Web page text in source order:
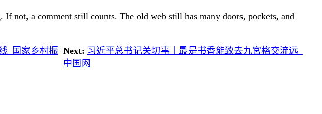
If not, a comment still counts. The old web still has many doors, pockets, and
_国家乡村振 Next: 习近平总书记关切事丨最是书香能致去九宮格交流远_
中国网